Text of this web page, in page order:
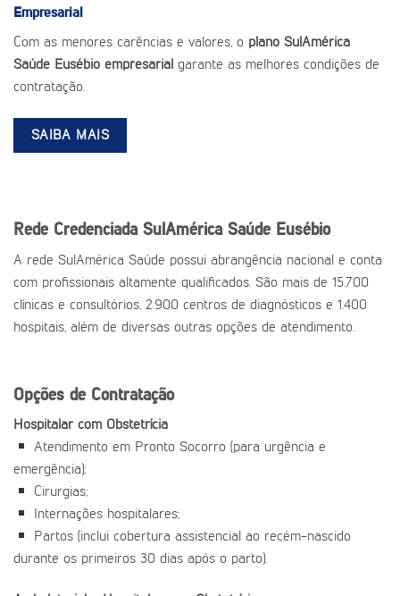
Empresarial
Com as menores carências e valores, o plano SulAmérica
Saúde Eusébio empresarial garante as melhores condições de
contratação.
SAIBA MAIS
Rede Credenciada SulAmérica Saúde Eusébio
A rede SulAmérica Saúde possui abrangência nacional e conta
com profissionais altamente qualificados. São mais de 15.700
clínicas e consultórios, 2.900 centros de diagnósticos e 1.400
hospitais, além de diversas outras opções de atendimento.
Opções de Contratação
Hospitalar com Obstetrícia
Atendimento em Pronto Socorro (para urgência e
emergência);
Cirurgias;
Internações hospitalares;
Partos (inclui cobertura assistencial ao recém-nascido
durante os primeiros 30 dias após o parto).